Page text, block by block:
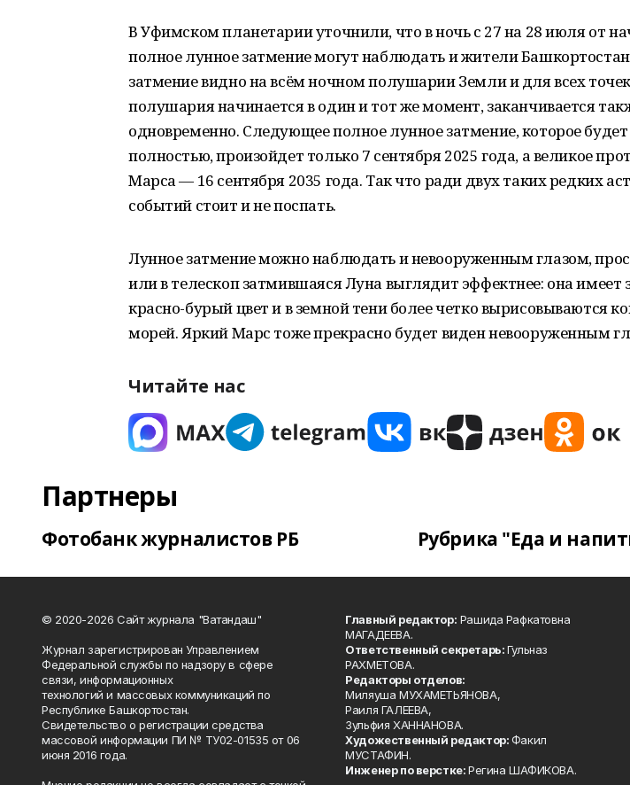
В Уфимском планетарии уточнили, что в ночь с 27 на 28 июля от
полное лунное затмение могут наблюдать и жители
затмение видно на всём ночном полушарии Земли и для всех точек
полушария начинается в один и тот же момент, заканчивается
одновременно. Следующее полное лунное затмение, которое
полностью, произойдет только 7 сентября 2025 года, а великое
Марса — 16 сентября 2035 года. Так что ради двух таких редких
событий стоит и не поспать.
Лунное затмение можно наблюдать и невооруженным глазом,
или в телескоп затмившаяся Луна выглядит эффектнее: она имеет
красно-бурый цвет и в земной тени более четко вырисовываются
морей. Яркий Марс тоже прекрасно будет виден невооруженным
Читайте нас
Партнеры
Фотобанк журналистов РБ Рубрика "Еда и
© 2020-2026 Сайт журнала "Ватандаш"
Журнал зарегистрирован Управлением
Федеральной службы по надзору в сфере
связи, информационных
технологий и массовых коммуникаций по
Республике Башкортостан.
Свидетельство о регистрации средства
массовой информации ПИ № ТУ02-01535 от 06
июня 2016 года.
Главный редактор: Рашида Рафкатовна
МАГАДЕЕВА.
Ответственный секретарь:Гульназ
РАХМЕТОВА.
Редакторы отделов:
Миляуша МУХАМЕТЬЯНОВА,
Раиля ГАЛЕЕВА,
Зульфия ХАННАНОВА.
Художественный редактор:Факил
МУСТАФИН.
Инженер по верстке:Регина ШАФИКОВА.